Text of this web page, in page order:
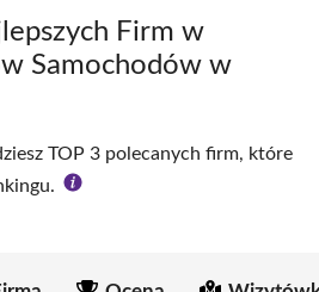
Firm w
Samochodów w
TOP 3 polecanych firm, które